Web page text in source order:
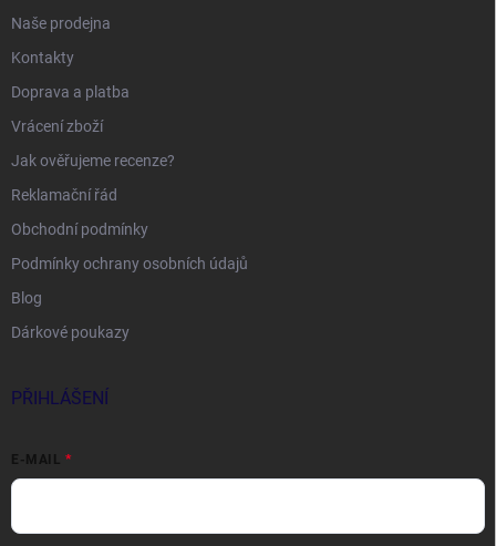
Naše prodejna
Kontakty
Doprava a platba
Vrácení zboží
Jak ověřujeme recenze?
Reklamační řád
Obchodní podmínky
Podmínky ochrany osobních údajů
Blog
Dárkové poukazy
PŘIHLÁŠENÍ
E-MAIL